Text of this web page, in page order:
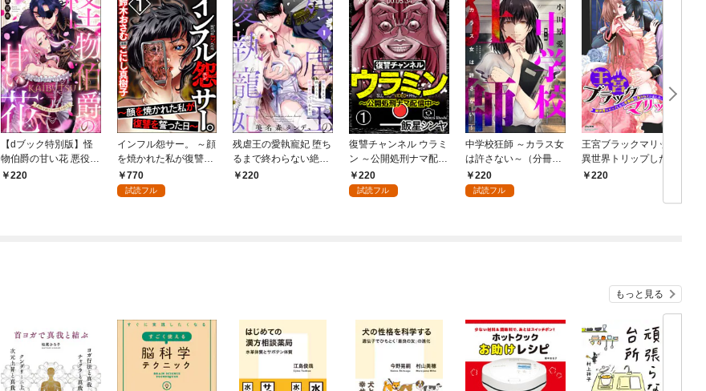
【dブック特別版】怪
物伯爵の甘い花 悪役令
嬢はベッドで乱れ散る
220
インフル怨サー。 ～顔
を焼かれた私が復讐を
誓った日～ （1）
770
試読フル
残虐王の愛執寵妃 堕ち
るまで終わらない絶頂
夜伽で囚われて（分冊
220
復讐チャンネル ウラミ
ン ～公開処刑ナマ配信
中～（分冊版） 【第
1話】
220
試読フル
中学校狂師 ～カラス女
は許さない～（分冊
版） 【第1話】
220
試読フル
王宮ブラックマリッジ
異世界トリップしたら
宰相様に抱かれていま
式は夢の中で！？
220
もっと見る